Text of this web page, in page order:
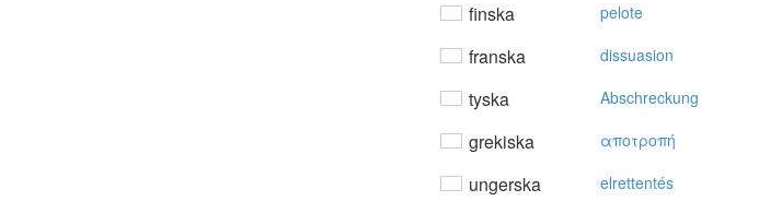
finska pelote
franska dissuasion
tyska Abschreckung
grekiska απoτρoπή
ungerska elrettentés